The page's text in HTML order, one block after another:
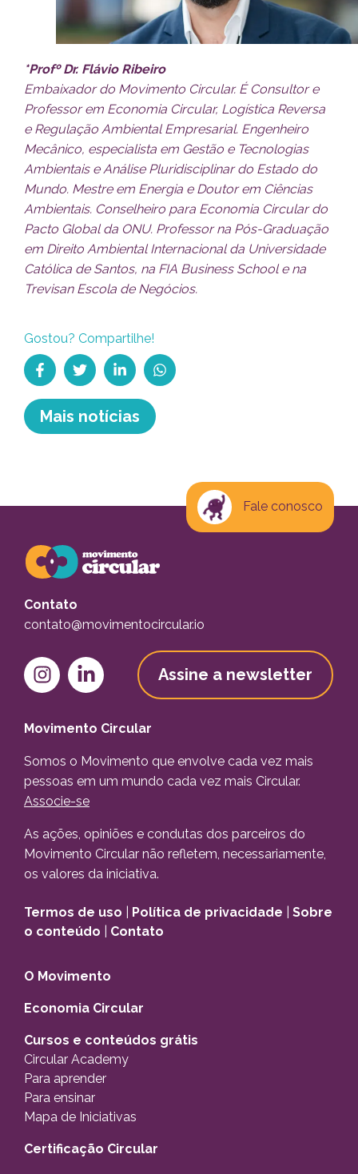
*Profº Dr. Flávio Ribeiro
Embaixador do Movimento Circular. É Consultor e
Professor em Economia Circular, Logística Reversa
e Regulação Ambiental Empresarial. Engenheiro
Mecânico, especialista em Gestão e Tecnologias
Ambientais e Análise Pluridisciplinar do Estado do
Mundo. Mestre em Energia e Doutor em Ciências
Ambientais. Conselheiro para Economia Circular do
Pacto Global da ONU. Professor na Pós-Graduação
em Direito Ambiental Internacional da Universidade
Católica de Santos, na FIA Business School e na
Trevisan Escola de Negócios.
Gostou? Compartilhe!
Compartilhar no Facebook
TweetarCompartilhe no Linkedin
Compartilhe no WhatsApp
Mais notícias
Fale conosco
Contato
contato@movimentocircular.io
Assine a newsletter
Movimento Circular
Somos o Movimento que envolve cada vez mais
pessoas em um mundo cada vez mais Circular.
Associe-se
As ações, opiniões e condutas dos parceiros do
Movimento Circular não refletem, necessariamente,
os valores da iniciativa.
Termos de uso Política de privacidade
Sobre
o conteúdo
Contato
O Movimento
Economia Circular
Cursos e conteúdos grátis
Circular Academy
Para aprender
Para ensinar
Mapa de Iniciativas
Certificação Circular